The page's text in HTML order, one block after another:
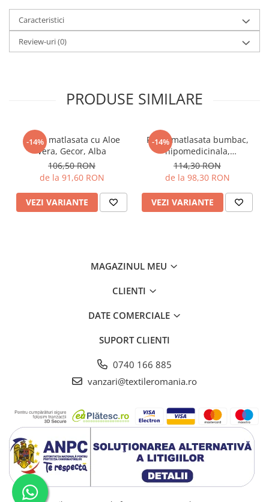
Caracteristici
Review-uri(0)
PRODUSE SIMILARE
-14%
Pilota matlasata cu Aloe
Vera, Gecor, Alba
106,50 RON
de la 91,60 RON
VEZI VARIANTE
-14%
Pilota matlasata bumbac,
hipomedicinala,
antialergica, Gecor, Alba
114,30 RON
de la 98,30 RON
VEZI VARIANTE
MAGAZINUL MEU
CLIENTI
DATE COMERCIALE
SUPORT CLIENTI
0740 166 885
vanzari@textileromania.ro